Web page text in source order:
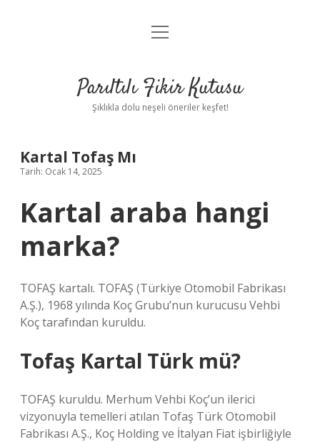
Anasayfa
Yasal Uyarı
menüyü
Parıltılı Fikir Kutusu
Şıklıkla dolu neşeli öneriler keşfet!
Kartal Tofaş Mı
Tarih: Ocak 14, 2025
Kartal araba hangi
marka?
TOFAŞ kartalı. TOFAŞ (Türkiye Otomobil Fabrikası
A.Ş.), 1968 yılında Koç Grubu’nun kurucusu Vehbi
Koç tarafından kuruldu.
Tofaş Kartal Türk mü?
TOFAŞ kuruldu. Merhum Vehbi Koç’un ilerici
vizyonuyla temelleri atılan Tofaş Türk Otomobil
Fabrikası A.Ş., Koç Holding ve İtalyan Fiat işbirliğiyle